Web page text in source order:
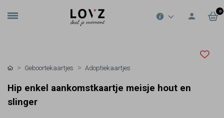
0
Geboortekaartjes Adoptiekaartjes
Hip enkel aankomstkaartje meisje hout en
slinger